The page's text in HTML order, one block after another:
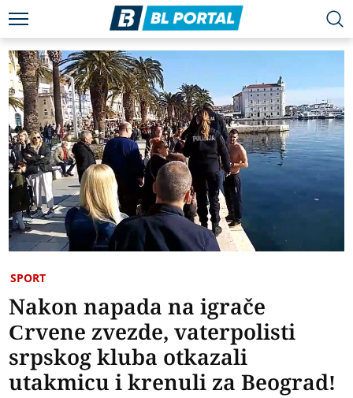
SPORT
Nakon napada na igrače
Crvene zvezde, vaterpolisti
srpskog kluba otkazali
utakmicu i krenuli za Beograd!